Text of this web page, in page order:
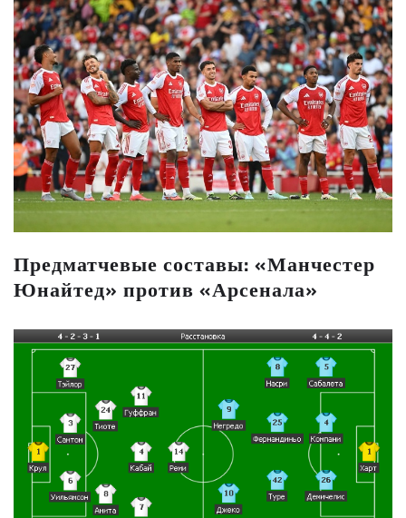
Предматчевые составы: «Манчестер
Юнайтед» против «Арсенала»